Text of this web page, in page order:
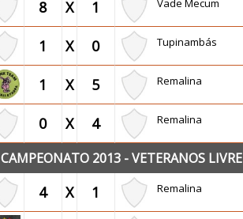
8 X 1 Vade Mecum
1 X 0 Tupinambás
1 X 5 Remalina
0 X 4 Remalina
CAMPEONATO 2013 - VETERANOS LIVRE
4 X 1 Remalina